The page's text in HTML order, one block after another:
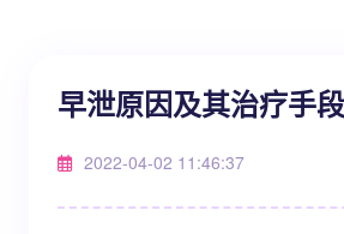
早泄原因及其治疗手
2022-04-02 11:46:37